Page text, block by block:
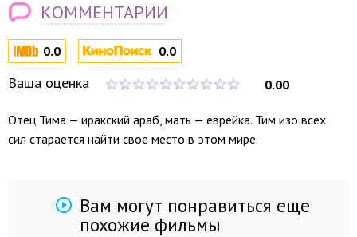
0.0 0.0
Ваша оценка 0.00
Отец Тима — иракский араб, мать — еврейка. Тим изо всех
сил старается найти свое место в этом мире.
КОММЕНТАРИИ
Вам могут понравиться еще
похожие фильмы